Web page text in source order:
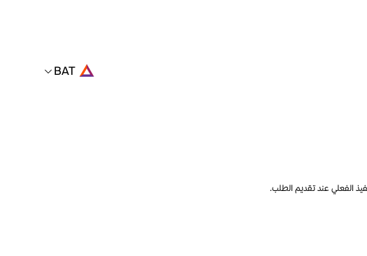
BAT
الفعلي عند تقديم الطلب.